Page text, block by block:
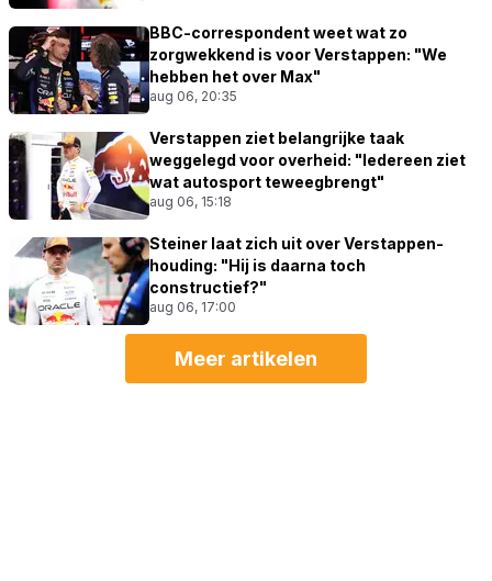
BBC-correspondent weet wat zo
zorgwekkend is voor Verstappen: "We
hebben het over Max"
aug 06, 20:35
Verstappen ziet belangrijke taak
weggelegd voor overheid: "Iedereen ziet
wat autosport teweegbrengt"
aug 06, 15:18
Steiner laat zich uit over Verstappen-
houding: "Hij is daarna toch
constructief?"
aug 06, 17:00
Meer artikelen